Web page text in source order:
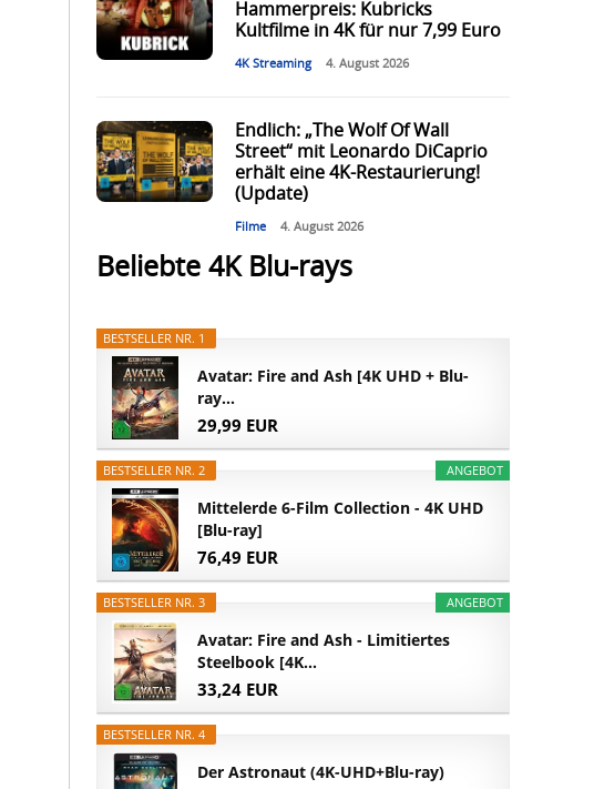
Hammerpreis: Kubricks
Kultfilme in 4K für nur 7,99 Euro
4K Streaming 4. August 2026
Endlich: „The Wolf Of Wall
Street“ mit Leonardo DiCaprio
erhält eine 4K-Restaurierung!
(Update)
Filme 4. August 2026
Beliebte 4K Blu-rays
BESTSELLER NR. 1
Avatar: Fire and Ash [4K UHD + Blu-
ray...
29,99 EUR
ANGEBOT
BESTSELLER NR. 2
Mittelerde 6-Film Collection - 4K UHD
[Blu-ray]
76,49 EUR
ANGEBOT
BESTSELLER NR. 3
Avatar: Fire and Ash - Limitiertes
Steelbook [4K...
33,24 EUR
BESTSELLER NR. 4
Der Astronaut (4K-UHD+Blu-ray)